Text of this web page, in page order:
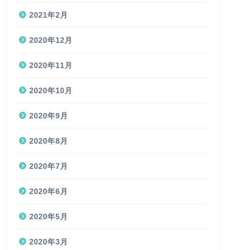
2021年2月
2020年12月
2020年11月
2020年10月
2020年9月
2020年8月
2020年7月
2020年6月
2020年5月
2020年3月